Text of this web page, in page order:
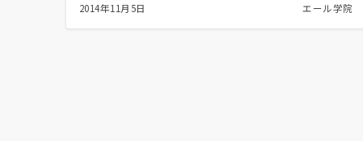
2014年11月5日 エール学院